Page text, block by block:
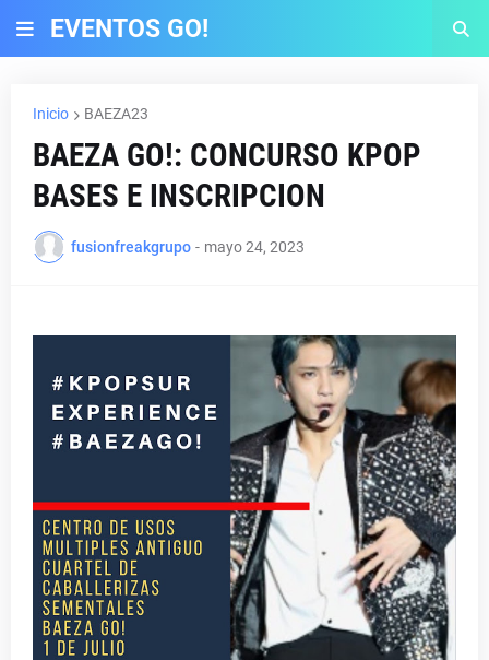
EVENTOS GO!
Inicio BAEZA23
BAEZA GO!: CONCURSO KPOP
BASES E INSCRIPCION
fusionfreakgrupo - mayo 24, 2023